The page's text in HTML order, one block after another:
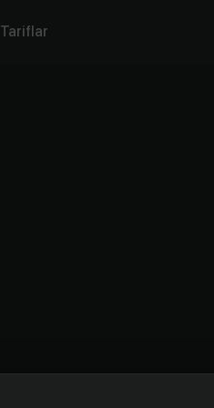
Tariflar